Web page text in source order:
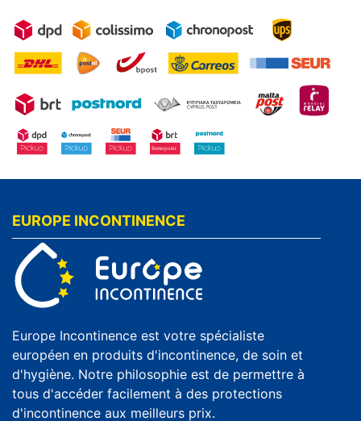
EUROPE INCONTINENCE
Europe Incontinence est votre spécialiste
européen en produits d'incontinence, de soin et
d'hygiène. Notre philosophie est de permettre à
tous d'accéder facilement à des protections
d'incontinence aux meilleurs prix.